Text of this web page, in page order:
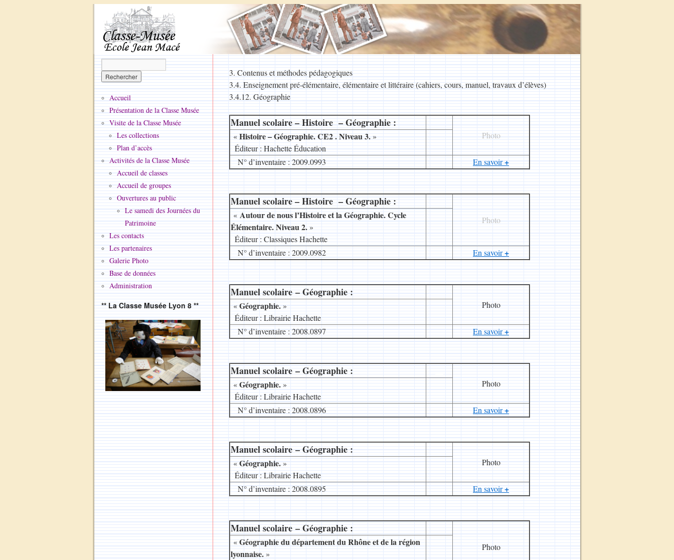
3. Contenus et méthodes pédagogiques
3.4. Enseignement pré-élémentaire, élémentaire et littéraire (cahiers, cours, manuel, travaux d’élèves)
3.4.12. Géographie
Manuel scolaire – Histoire – Géographie :
__
Photo
«Histoire – Géographie. CE2 . Niveau 3.»
8Éditeur : Hachette Éducation
N° d’inventaire : 2009.0993
En savoir+
Manuel scolaire – Histoire – Géographie :
__
Photo
«Autour de nous l’Histoire et la Géographie. Cycle
Élémentaire. Niveau 2.»
8Éditeur : Classiques Hachette
N° d’inventaire : 2009.0982
En savoir+
Manuel scolaire – Géographie :
__
Photo
«Géographie.»
8Éditeur : Librairie Hachette
N° d’inventaire : 2008.0897
En savoir+
Manuel scolaire – Géographie :
__
Photo
«Géographie.»
8Éditeur : Librairie Hachette
N° d’inventaire : 2008.0896
En savoir+
Manuel scolaire – Géographie :
__
Photo
«Géographie.»
8Éditeur : Librairie Hachette
N° d’inventaire : 2008.0895
En savoir+
Manuel scolaire – Géographie :
__
Photo
«Géographie du département du Rhône et de la région
lyonnaise.»
Accueil
Présentation de la Classe Musée
Visite de la Classe Musée
Les collections
Plan d’accès
Activités de la Classe Musée
Accueil de classes
Accueil de groupes
Ouvertures au public
Le samedi des Journées du
Patrimoine
Les contacts
Les partenaires
Galerie Photo
Base de données
Administration
** La Classe Musée Lyon 8 **